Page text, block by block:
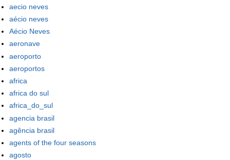
aecio neves
aécio neves
Aécio Neves
aeronave
aeroporto
aeroportos
africa
africa do sul
africa_do_sul
agencia brasil
agência brasil
agents of the four seasons
agosto